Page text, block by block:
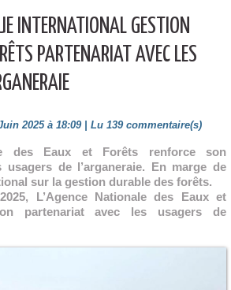
INTERNATIONAL GESTION
PARTENARIAT AVEC LES
2025 à 18:09 | Lu 139 commentaire(s)
des Eaux et Forêts renforce son
usagers de l’arganeraie. En marge de
sur la gestion durable des forêts.
L’Agence Nationale des Eaux et
partenariat avec les usagers de